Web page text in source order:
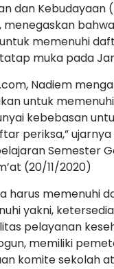
dan Kebudayaan
menegaskan
memenuhi
muka pada
Nadiem
untuk
kebebasan
periksa,”
Semester
(20/11/2020)
harus memenuhi
yakni,
pelayanan
memiliki
komite sekolah